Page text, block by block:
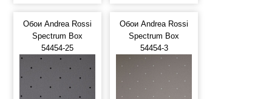
Обои Andrea Rossi
Spectrum Box
54454-25
Обои Andrea Rossi
Spectrum Box
54454-3